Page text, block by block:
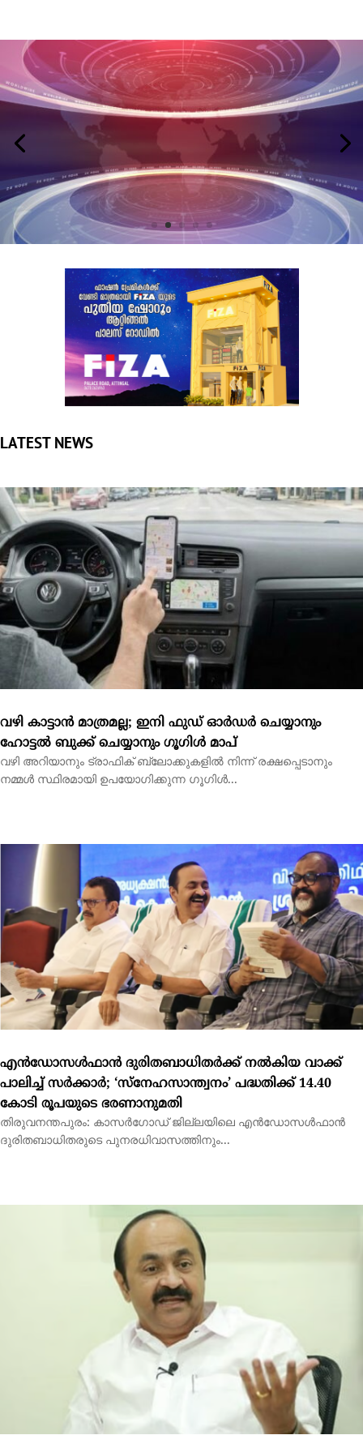
LATEST NEWS
വഴി കാട്ടാന്‍ മാത്രമല്ല; ഇനി ഫുഡ് ഓര്‍ഡര്‍ ചെയ്യാനും
ഹോട്ടല്‍ ബുക്ക് ചെയ്യാനും ഗൂഗിള്‍ മാപ്‌
വഴി അറിയാനും ട്രാഫിക് ബ്ലോക്കുകളില്‍ നിന്ന് രക്ഷപ്പെടാനും
നമ്മള്‍ സ്ഥിരമായി ഉപയോഗിക്കുന്ന ഗൂഗിള്‍...
എന്‍ഡോസള്‍ഫാന്‍ ദുരിതബാധിതര്‍ക്ക് നല്‍കിയ വാക്ക്
പാലിച്ച് സര്‍ക്കാര്‍; ‘സ്നേഹസാന്ത്വനം’ പദ്ധതിക്ക് 14.40
കോടി രൂപയുടെ ഭരണാനുമതി
തിരുവനന്തപുരം: കാസര്‍ഗോഡ് ജില്ലയിലെ എന്‍ഡോസള്‍ഫാന്‍
ദുരിതബാധിതരുടെ പുനരധിവാസത്തിനും...
‘സ്വാതന്ത്ര്യദിനാഘോഷത്തിന് വന്ദേമാതരം പൂര്‍ണമായും
ആലപിക്കണം’; ഉത്തരവിറക്കി സര്‍ക്കാര്‍
തിരുവനന്തപുരം: കേരളത്തിലെ സ്വാതന്ത്ര്യ ദിനാഘോഷങ്ങളില്‍
ദേശീയ ഗീതമായ വന്ദേമാതരം മുഴുവനായും...